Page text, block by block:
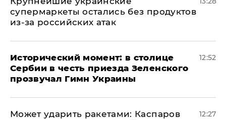
супермаркеты остались без продуктов
из-за российских атак
Исторический момент: в столице
Сербии в честь приезда Зеленского
прозвучал Гимн Украины
12:52
Может ударить ракетами: Каспаров
12:27